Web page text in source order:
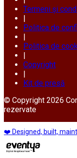
Termeni și
|
Politica de
|
Politica de
|
Copyright
|
Kit de presă
© Copyright 2026
rezervate
❤️ Designed, built,